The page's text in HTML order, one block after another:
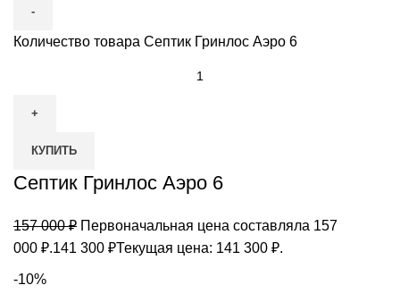
Количество товара Септик Гринлос Аэро 6
КУПИТЬ
Септик Гринлос Аэро 6
157 000₽ Первоначальная цена составляла 157
000 ₽.141 300 ₽Текущая цена: 141 300 ₽.
-10%